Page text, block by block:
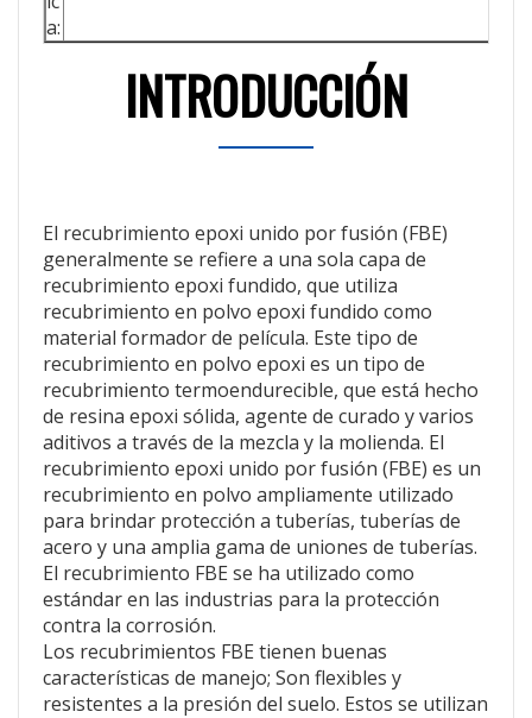
a:
INTRODUCCIÓN
El recubrimiento epoxi unido por fusión (FBE)
generalmente se refiere a una sola capa de
recubrimiento epoxi fundido, que utiliza
recubrimiento en polvo epoxi fundido como
material formador de película. Este tipo de
recubrimiento en polvo epoxi es un tipo de
recubrimiento termoendurecible, que está hecho
de resina epoxi sólida, agente de curado y varios
aditivos a través de la mezcla y la molienda. El
recubrimiento epoxi unido por fusión (FBE) es un
recubrimiento en polvo ampliamente utilizado
para brindar protección a tuberías, tuberías de
acero y una amplia gama de uniones de tuberías.
El recubrimiento FBE se ha utilizado como
estándar en las industrias para la protección
contra la corrosión.
Los recubrimientos FBE tienen buenas
características de manejo; Son flexibles y
resistentes a la presión del suelo. Estos se utilizan